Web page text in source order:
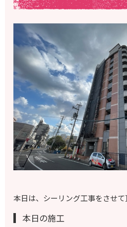
本日は、シーリング工事をさせて
本日の施工